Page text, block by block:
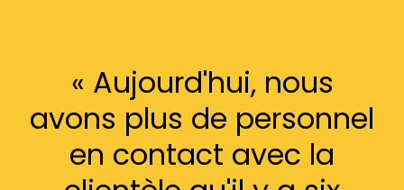
« Aujourd'hui, nous
avons plus de personnel
en contact avec la